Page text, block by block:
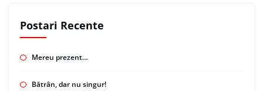
Postari Recente
Mereu prezent…
Bătrân, dar nu singur!